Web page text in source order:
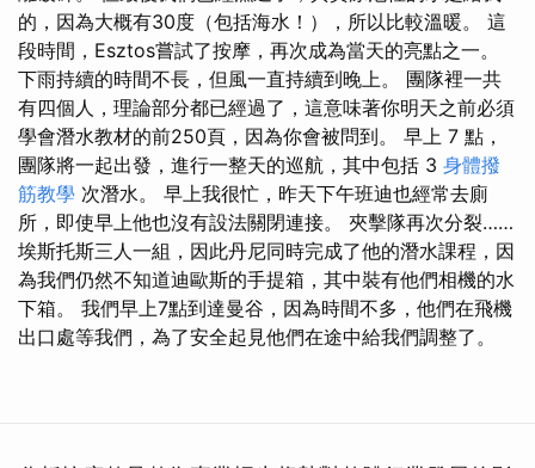
的，因為大概有30度（包括海水！），所以比較溫暖。 這
段時間，Esztos嘗試了按摩，再次成為當天的亮點之一。
下雨持續的時間不長，但風一直持續到晚上。 團隊裡一共
有四個人，理論部分都已經過了，這意味著你明天之前必須
學會潛水教材的前250頁，因為你會被問到。 早上 7 點，
團隊將一起出發，進行一整天的巡航，其中包括 3 身體撥
筋教學 次潛水。 早上我很忙，昨天下午班迪也經常去廁
所，即使早上他也沒有設法關閉連接。 夾擊隊再次分裂……
埃斯托斯三人一組，因此丹尼同時完成了他的潛水課程，因
為我們仍然不知道迪歐斯的手提箱，其中裝有他們相機的水
下箱。 我們早上7點到達曼谷，因為時間不多，他們在飛機
出口處等我們，為了安全起見他們在途中給我們調整了。